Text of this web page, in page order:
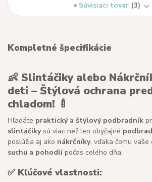
Súvisiaci tovar 3
Kompletné špecifikácie
👶 Slintáčiky alebo
deti – Štýlová ochrana
chladom! 🍼
Hľadáte praktický a štýlový podbradník
slintáčikysú viac než len obyčajné
poslúžia aj ako nákrčníky, vďaka čomu
suchu a pohodlí počas celého dňa.
✅ Kľúčové vlastnosti: